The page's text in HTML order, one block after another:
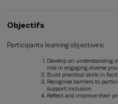
psychological aspects of
age groups and audiences. A
participation including gender,
ethnicity, disability, geography
practical strategies to make
welcoming and meaningful for
Through interactive exercises,
Objectifs
Participants learning objectives:
Develop an understanding
role in engaging diverse
Build practical skills in
Recognise barriers to
support inclusion
Reflect and improve their